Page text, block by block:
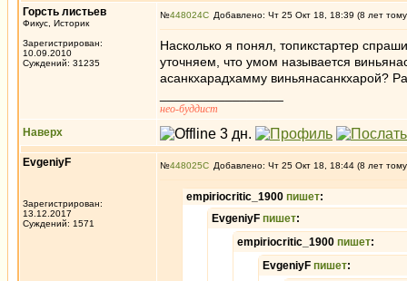
Горсть листьев
Фикус, Историк
Зарегистрирован:
10.09.2010
Суждений: 31235
№448024 Добавлено: Чт 25 Окт 18, 18:39 (8 лет
Насколько я понял, топикстартер
уточняем, что умом называется
асанкхарадхамму виньянасанкхарой?
нео-буддист
Наверх
EvgeniyF
Зарегистрирован:
13.12.2017
Суждений: 1571
№448025 Добавлено: Чт 25 Окт 18, 18:44 (8 лет
empiriocritic_1900 пишет:
EvgeniyF пишет:
empiriocritic_1900 пишет:
EvgeniyF пишет: